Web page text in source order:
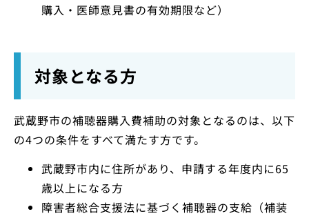
購入・医師意見書の有効期限など）
対象となる方
武蔵野市の補聴器購入費補助の対象となるのは、以下
の4つの条件をすべて満たす方です。
武蔵野市内に住所があり、申請する年度内に65
歳以上になる方
障害者総合支援法に基づく補聴器の支給（補装